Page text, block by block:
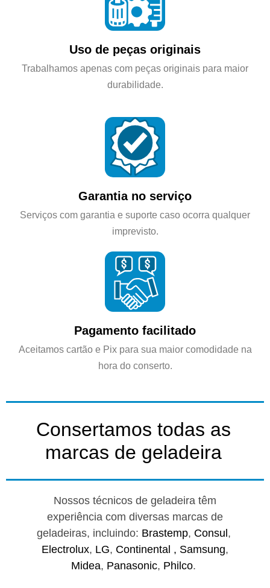
Uso de peças originais
Trabalhamos apenas com peças originais para maior
durabilidade.
Garantia no serviço
Serviços com garantia e suporte caso ocorra qualquer
imprevisto.
Pagamento facilitado
Aceitamos cartão e Pix para sua maior comodidade na
hora do conserto.
Consertamos todas as
marcas de geladeira
Nossos técnicos de geladeira têm
experiência com diversas marcas de
geladeiras, incluindo: Brastemp, Consul ,
Electrolux, LG, Continental , Samsung,
Midea, Panasonic, Philco.